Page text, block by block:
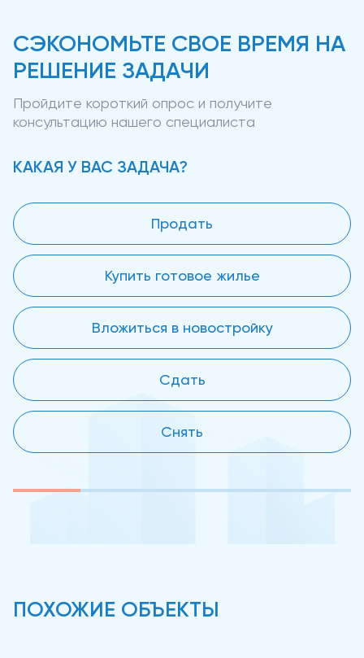
СЭКОНОМЬТЕ СВОЕ ВРЕМЯ НА
РЕШЕНИЕ ЗАДАЧИ
Пройдите короткий опрос и получите
консультацию нашего специалиста
КАКАЯ У ВАС ЗАДАЧА?
Продать
Купить готовое жилье
Вложиться в новостройку
Сдать
Снять
ПОХОЖИЕ ОБЪЕКТЫ